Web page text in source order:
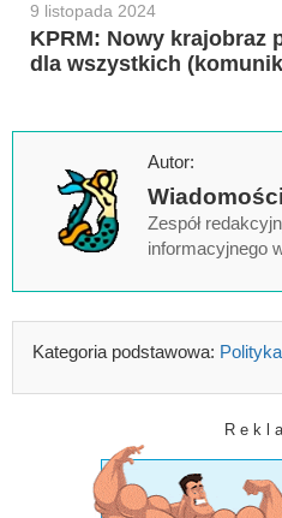
9 listopada 2024
KPRM: Nowy krajobraz
dla wszystkich
Autor:
Zespół
informacyjnego
Kategoria podstawowa:
R e k l